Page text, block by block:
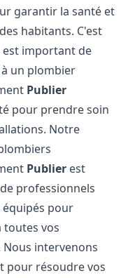
garantir la santé et
habitants. C'est
important de
un plombier
Publier
pour prendre soin
Notre
Publier est
professionnels
pour
toutes vos
Nous intervenons
pour résoudre vos